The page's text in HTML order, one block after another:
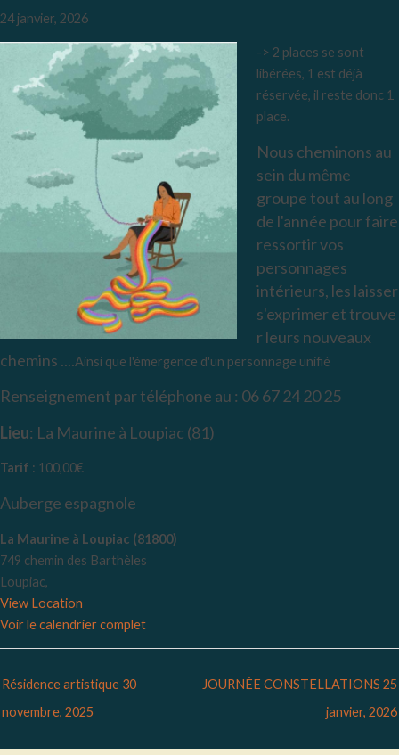
24 janvier, 2026
-> 2 places se sont
libérées, 1 est déjà
réservée, il reste donc 1
place.
Nous cheminons au
sein du même
groupe tout au long
de l'année pour faire
ressortir vos
personnages
intérieurs, les laisser
s'exprimer et trouve
r leurs nouveaux
chemins ....Ainsi que l'émergence d'un personnage unifié
Renseignement par téléphone au : 06 67 24 20 25
Lieu: La Maurine à Loupiac (81)
Tarif : 100,00€
Auberge espagnole
La Maurine à Loupiac (81800)
749 chemin des Barthèles
Loupiac,
View Location
Voir le calendrier complet
Résidence artistique 30
novembre, 2025
JOURNÉE CONSTELLATIONS 25
janvier, 2026